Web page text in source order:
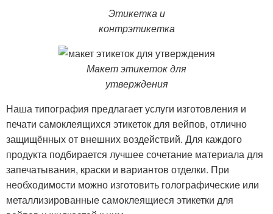
Этикетка и
контрэтикетка
Макет этикеток для
утверждения
Наша типография предлагает услуги изготовления и
печати самоклеящихся этикеток для вейпов, отлично
защищённых от внешних воздействий. Для каждого
продукта подбирается лучшее сочетание материала для
запечатывания, краски и вариантов отделки. При
необходимости можно изготовить голографические или
металлизированные самоклеящиеся этикетки для